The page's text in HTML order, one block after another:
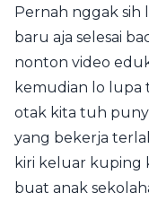
Pernah nggak sih
baru aja selesai
nonton video
kemudian lo lupa
otak kita tuh
yang bekerja
kiri keluar kuping
buat anak